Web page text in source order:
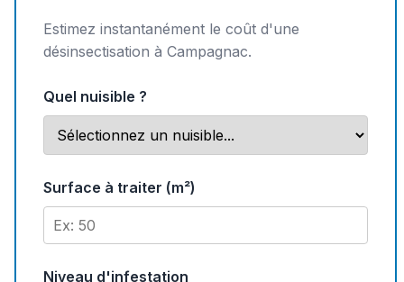
Estimez instantanément le coût d'une
désinsectisation à Campagnac.
Quel nuisible ?
Surface à traiter (m²)
Niveau d'infestation